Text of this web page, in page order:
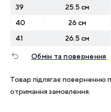
39
25.5 см
40
26 см
41
26.5 см
Обмін та повернення
Товар підлягає поверненню
отримання замовлення.